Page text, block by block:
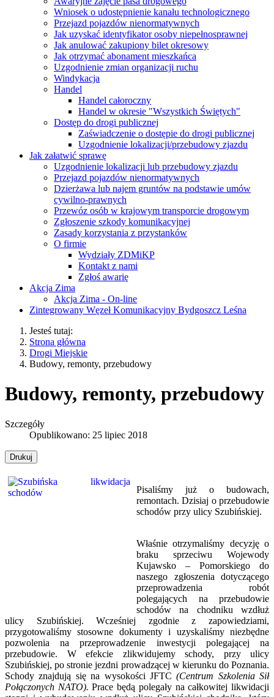
Wniosek o udostępnienie kanału technologicznego
Przejazd pojazdów nienormatywnych
Jak uzyskać identyfikator osoby niepełnosprawnej
Jak anulować zakupiony bilet okresowy
Jak otrzymać abonament mieszkańca
Uzgodnienie zmian organizacji ruchu
Windykacja
Handel
Handel całoroczny
Handel w okresie "Wszystkich Świętych"
Dostęp do drogi publicznej
Zaświadczenie o dostępie do drogi publicznej
Uzgodnienie lokalizacji/przebudowy zjazdu
Jak załatwić sprawę
Uzgodnienie lokalizacji lub przebudowy zjazdu
Przejazd pojazdów nienormatywnych
Dzierżawa lub najem gruntów na podstawie umów
cywilno-prawnych
Przewóz osób w krajowym transporcie drogowym
Zgłoszenie szkody komunikacyjnej
Zasady korzystania z przystanków
O firmie
Wydziały ZDMiKP
Kontakt z nami
Zgłoś awarię
Akcja Zima
Akcja Zima - On-line
Zintegrowany Węzeł Komunikacyjny Bydgoszcz Leśna
Jesteś tutaj:
Strona główna
Drogi Miejskie
Budowy, remonty, przebudowy
Budowy, remonty, przebudowy
Szczegóły
Opublikowano: 25 lipiec 2018
Drukuj
Pisaliśmy już o budowach,
remontach. Dzisiaj o przebudowie
schodów przy ulicy Szubińskiej.
Właśnie otrzymaliśmy decyzję o
braku sprzeciwu Wojewody
Kujawsko – Pomorskiego do
naszego zgłoszenia dotyczącego
przeprowadzenia robót
polegających na przebudowie
schodów na chodniku wzdłuż
ulicy Szubińskiej. Wcześniej zgodnie z zapowiedziami,
przygotowaliśmy stosowne dokumenty i uzyskaliśmy niezbędne
pozwolenia na przeprowadzenie inwestycji polegającej na
przebudowie. W efekcie zlikwidujemy schody, przy ulicy
Szubińskiej, po stronie jezdni prowadzącej w kierunku do Poznania.
Schody znajdują się na wysokości JFTC(Centrum Szkolenia Sił
Połączonych NATO). Prace będą polegały na całkowitej likwidacji